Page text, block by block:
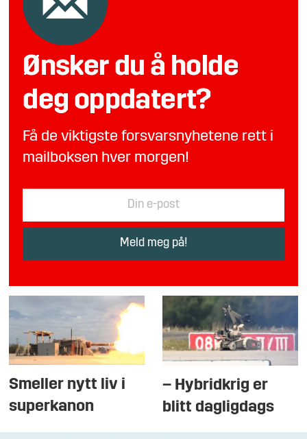
Ønsker du å holde
deg oppdatert?
Få de viktigste forsvarsnyhetene rett i
mailboksen hver morgen!
Smeller nytt liv i
superkanon
– Hybridkrig er
blitt dagligdags